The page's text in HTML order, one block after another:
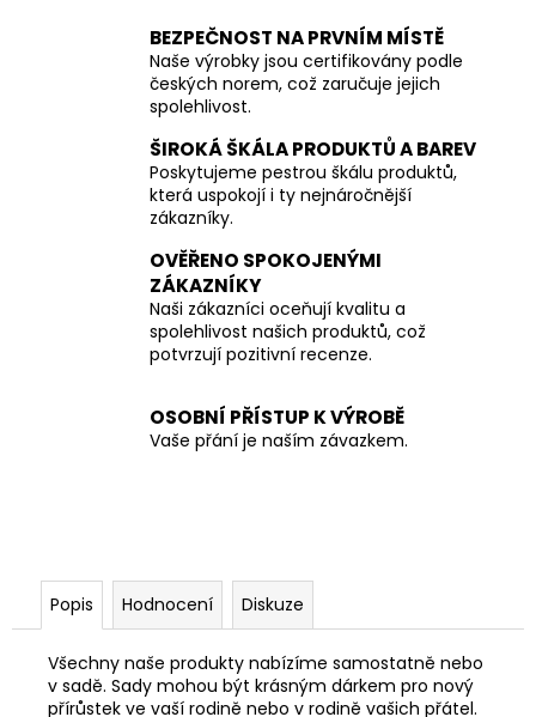
BEZPEČNOST NA PRVNÍM MÍSTĚ
Naše výrobky jsou certifikovány podle
českých norem, což zaručuje jejich
spolehlivost.
ŠIROKÁ ŠKÁLA PRODUKTŮ A BAREV
Poskytujeme pestrou škálu produktů,
která uspokojí i ty nejnáročnější
zákazníky.
OVĚŘENO SPOKOJENÝMI
ZÁKAZNÍKY
Naši zákazníci oceňují kvalitu a
spolehlivost našich produktů, což
potvrzují pozitivní recenze.
OSOBNÍ PŘÍSTUP K VÝROBĚ
Vaše přání je naším závazkem.
Popis Hodnocení Diskuze
Všechny naše produkty nabízíme samostatně nebo
v sadě. Sady mohou být krásným dárkem pro nový
přírůstek ve vaší rodině nebo v rodině vašich přátel.